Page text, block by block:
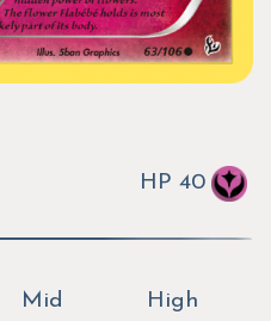
HP 40
Mid
High